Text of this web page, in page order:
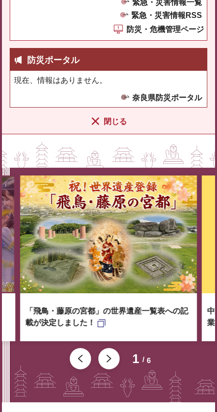
緊急・災害情報一覧
緊急・災害情報RSS
防災・危機管理ページ
防災ポータル
現在、情報はありません。
奈良県防災ポータル
閉じる
1 6
「飛鳥・藤原の宮都」の世界遺産一覧表への記
載が決定しました！
中
業